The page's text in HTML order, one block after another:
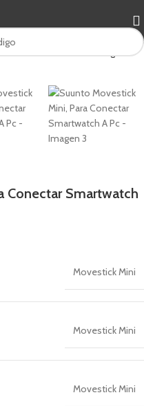
Conectar Smartwatch
Movestick Mini
Movestick Mini
Movestick Mini